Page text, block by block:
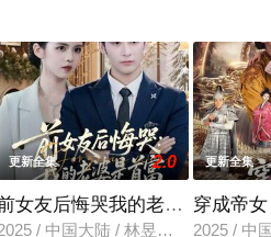
赫
更新全集 2.0
女友后悔哭我的老婆是首富
/ 中国大陆 / 林昱希＆邓燕妮
更新全集
穿成帝
2025 / 中